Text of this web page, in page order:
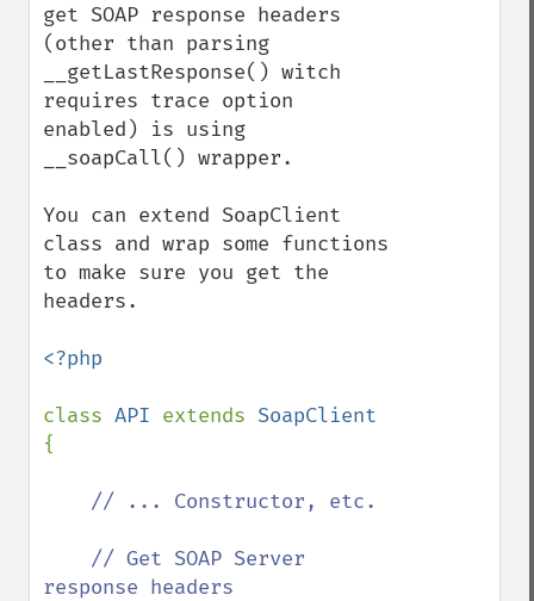
get SOAP response headers
(other than parsing
__getLastResponse() witch
requires trace option
enabled) is using
__soapCall() wrapper.
You can extend SoapClient
class and wrap some functions
to make sure you get the
headers.
<?php
class API extends
{
// ... Constructor, etc.
response headers